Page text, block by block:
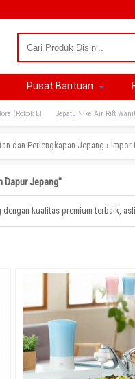
Pusat Bantuan
(Rokok El Sepatu Nike Air Rift
dan Perlengkapan Jepang › Impor
Dapur Jepang"
kualitas premium terbaik,